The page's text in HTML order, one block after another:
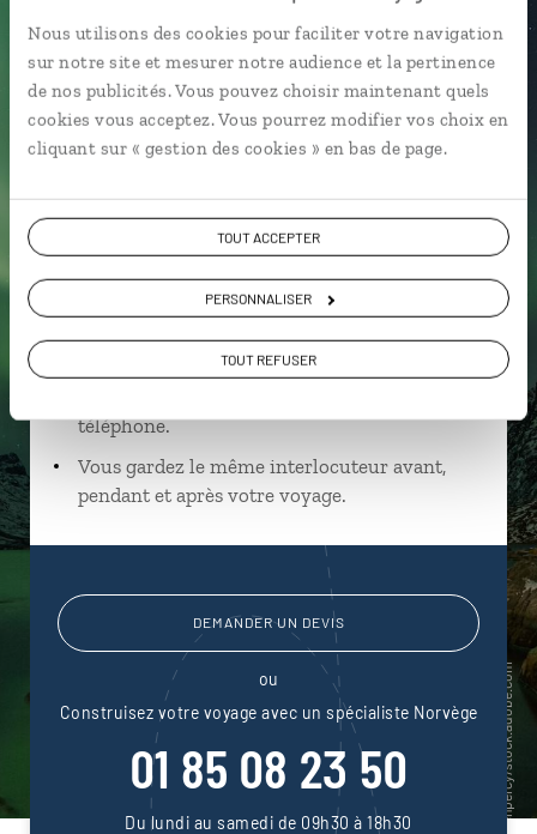
Nous utilisons des cookies pour faciliter votre navigation
sur notre site et mesurer notre audience et la pertinence
de nos publicités. Vous pouvez choisir maintenant quels
cookies vous acceptez. Vous pourrez modifier vos choix en
cliquant sur « gestion des cookies » en bas de page.
TOUT ACCEPTER
PERSONNALISER
TOUT REFUSER
Anne-Sophie,
spécialiste Norvège
Suivez vos envies et demandez conseils à nos
Ils sauront organiser votre itinéraire au plus
Échangez en face à face ou depuis nos studios
téléphone.
Vous gardez le même interlocuteur avant,
pendant et après votre voyage.
DEMANDER UN DEVIS
ou
Construisez votre voyage avec un spécialiste Norvège
01 85 08 23 50
Du lundi au samedi de 09h30 à 18h30